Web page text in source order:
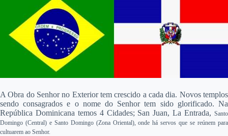
A Obra do Senhor no Exterior tem crescido a cada dia. Novos templos
sendo consagrados e o nome do Senhor tem sido glorificado. Na
República Dominicana temos 4 Cidades; San Juan, La Entrada, Santo
Domingo (Central) e Santo Domingo (Zona Oriental),onde há servos que se reúnem para
cultuarem ao Senhor.